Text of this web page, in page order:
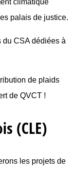
climatique
palais de justice.
du CSA dédiées à
de plaids
de QVCT !
(CLE)
les projets de